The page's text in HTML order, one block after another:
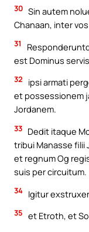
30 Sin autem
Chanaan, inter
31
est Dominus
32
ipsi armati
et possessionem
Jordanem.
33 Dedit itaque
tribui Manasse filii
et regnum Og
suis per circuitum.
34 Igitur
35 et Etroth, et